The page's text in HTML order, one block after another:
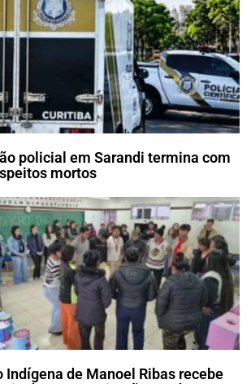
policial em Sarandi termina com
mortos
Indígena de Manoel Ribas recebe